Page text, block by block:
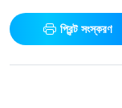
প্রিন্ট সংস্করণ